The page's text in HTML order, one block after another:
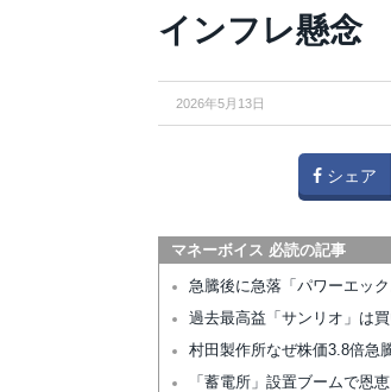
インフレ懸念
2026年5月13日
シェア
マネーボイス 必読の記事
急騰後に急落「パワーエッ
過去最高益「サンリオ」は
村田製作所なぜ株価3.8倍急
「蓄電所」設置ブームで恩